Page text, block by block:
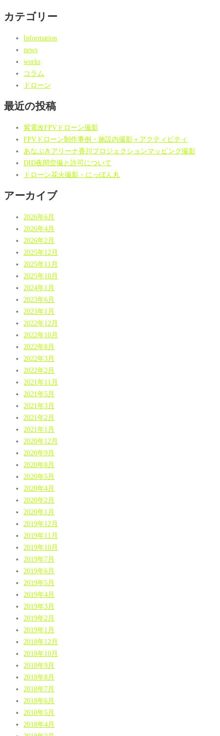
カテゴリー
Information
news
works
コラム
ドローン
最近の投稿
紫電改FPVドローン撮影
FPVドローン制作事例・施設内撮影＋アクティビティ
あなぶきアリーナ香川プロジェクションマッピング撮影
DID夜間空撮と許可について
ドローン花火撮影・にっぽん丸
アーカイブ
2026年6月
2026年4月
2026年2月
2025年12月
2025年11月
2025年10月
2024年1月
2023年6月
2023年1月
2022年12月
2022年10月
2022年8月
2022年3月
2022年2月
2021年11月
2021年5月
2021年3月
2021年2月
2021年1月
2020年12月
2020年9月
2020年8月
2020年5月
2020年4月
2020年2月
2020年1月
2019年12月
2019年11月
2019年10月
2019年7月
2019年6月
2019年5月
2019年4月
2019年3月
2019年2月
2019年1月
2018年12月
2018年10月
2018年9月
2018年8月
2018年7月
2018年6月
2018年5月
2018年4月